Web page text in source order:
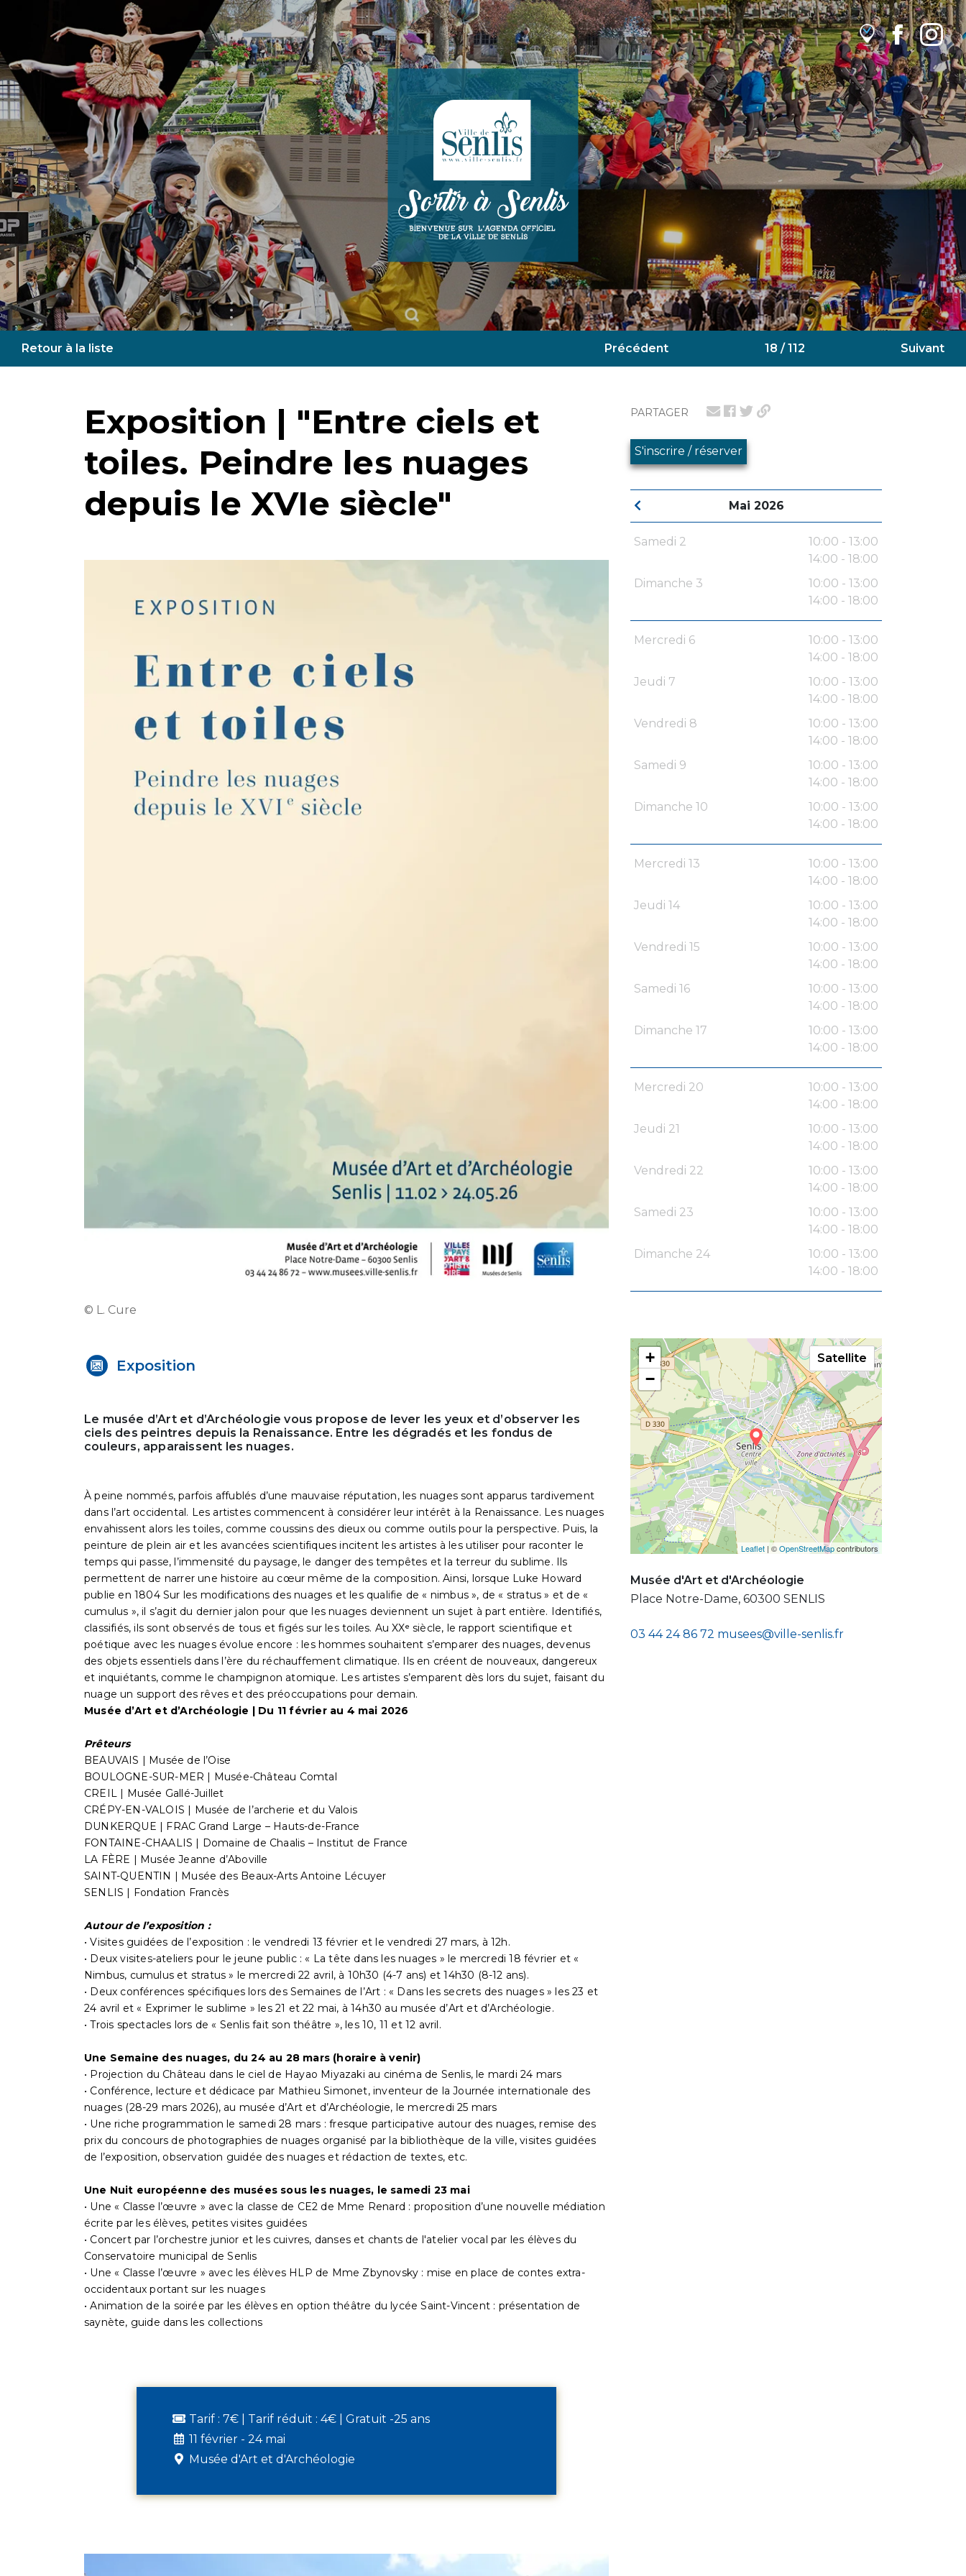
Retour à la liste Précédent 18 / 112 Suivant
PARTAGER
S'inscrire / réserver
Mai 2026
Samedi 2
10:00 - 13:00
14:00 - 18:00
Dimanche 3
10:00 - 13:00
14:00 - 18:00
Mercredi 6
10:00 - 13:00
14:00 - 18:00
Jeudi 7
10:00 - 13:00
14:00 - 18:00
Vendredi 8
10:00 - 13:00
14:00 - 18:00
Samedi 9
10:00 - 13:00
14:00 - 18:00
Dimanche 10
10:00 - 13:00
14:00 - 18:00
Mercredi 13
10:00 - 13:00
14:00 - 18:00
Jeudi 14
10:00 - 13:00
14:00 - 18:00
Vendredi 15
10:00 - 13:00
14:00 - 18:00
Samedi 16
10:00 - 13:00
14:00 - 18:00
Dimanche 17
10:00 - 13:00
14:00 - 18:00
Mercredi 20
10:00 - 13:00
14:00 - 18:00
Jeudi 21
10:00 - 13:00
14:00 - 18:00
Vendredi 22
10:00 - 13:00
14:00 - 18:00
Samedi 23
10:00 - 13:00
14:00 - 18:00
Dimanche 24
10:00 - 13:00
14:00 - 18:00
+
−
Leaflet | ©OpenStreetMapcontributors
Satellite
Musée d'Art et d'Archéologie
Place Notre-Dame, 60300 SENLIS
03 44 24 86 72 musees@ville-senlis.fr
Exposition | "Entre ciels et
toiles. Peindre les nuages
depuis le XVIe siècle"
© L. Cure
Exposition
Le musée d’Art et d’Archéologie vous propose de lever les yeux et d’observer les
ciels des peintres depuis la Renaissance. Entre les dégradés et les fondus de
couleurs, apparaissent les nuages.
À peine nommés, parfois affublés d’une mauvaise réputation, les nuages sont apparus tardivement
dans l’art occidental. Les artistes commencent à considérer leur intérêt à la Renaissance. Les nuages
envahissent alors les toiles, comme coussins des dieux ou comme outils pour la perspective. Puis, la
peinture de plein air et les avancées scientifiques incitent les artistes à les utiliser pour raconter le
temps qui passe, l’immensité du paysage, le danger des tempêtes et la terreur du sublime. Ils
permettent de narrer une histoire au cœur même de la composition. Ainsi, lorsque Luke Howard
publie en 1804 Sur les modifications des nuages et les qualifie de « nimbus », de « stratus » et de «
cumulus », il s’agit du dernier jalon pour que les nuages deviennent un sujet à part entière. Identifiés,
classifiés, ils sont observés de tous et figés sur les toiles. Au XXᵉ siècle, le rapport scientifique et
poétique avec les nuages évolue encore : les hommes souhaitent s’emparer des nuages, devenus
des objets essentiels dans l’ère du réchauffement climatique. Ils en créent de nouveaux, dangereux
et inquiétants, comme le champignon atomique. Les artistes s’emparent dès lors du sujet, faisant du
nuage un support des rêves et des préoccupations pour demain.
Musée d’Art et d’Archéologie | Du 11 février au 4 mai 2026
Prêteurs
BEAUVAIS | Musée de l’Oise
BOULOGNE-SUR-MER | Musée-Château Comtal
CREIL | Musée Gallé-Juillet
CRÉPY-EN-VALOIS | Musée de l’archerie et du Valois
DUNKERQUE | FRAC Grand Large – Hauts-de-France
FONTAINE-CHAALIS | Domaine de Chaalis – Institut de France
LA FÈRE | Musée Jeanne d’Aboville
SAINT-QUENTIN | Musée des Beaux-Arts Antoine Lécuyer
SENLIS | Fondation Francès
Autour de l’exposition :
• Visites guidées de l’exposition : le vendredi 13 février et le vendredi 27 mars, à 12h.
• Deux visites-ateliers pour le jeune public : « La tête dans les nuages » le mercredi 18 février et «
Nimbus, cumulus et stratus » le mercredi 22 avril, à 10h30 (4-7 ans) et 14h30 (8-12 ans).
• Deux conférences spécifiques lors des Semaines de l’Art : « Dans les secrets des nuages » les 23 et
24 avril et « Exprimer le sublime » les 21 et 22 mai, à 14h30 au musée d’Art et d’Archéologie.
• Trois spectacles lors de « Senlis fait son théâtre », les 10, 11 et 12 avril.
Une Semaine des nuages, du 24 au 28 mars (horaire à venir)
• Projection du Château dans le ciel de Hayao Miyazaki au cinéma de Senlis, le mardi 24 mars
• Conférence, lecture et dédicace par Mathieu Simonet, inventeur de la Journée internationale des
nuages (28-29 mars 2026), au musée d’Art et d’Archéologie, le mercredi 25 mars
• Une riche programmation le samedi 28 mars : fresque participative autour des nuages, remise des
prix du concours de photographies de nuages organisé par la bibliothèque de la ville, visites guidées
de l’exposition, observation guidée des nuages et rédaction de textes, etc.
Une Nuit européenne des musées sous les nuages, le samedi 23 mai
• Une « Classe l’œuvre » avec la classe de CE2 de Mme Renard : proposition d’une nouvelle médiation
écrite par les élèves, petites visites guidées
• Concert par l’orchestre junior et les cuivres, danses et chants de l'atelier vocal par les élèves du
Conservatoire municipal de Senlis
• Une « Classe l’œuvre » avec les élèves HLP de Mme Zbynovsky : mise en place de contes extra-
occidentaux portant sur les nuages
• Animation de la soirée par les élèves en option théâtre du lycée Saint-Vincent : présentation de
saynète, guide dans les collections
Tarif : 7€ | Tarif réduit : 4€ | Gratuit -25 ans
11 février - 24 mai
Musée d'Art et d'Archéologie